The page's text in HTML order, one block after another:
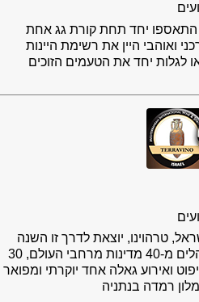
התאספו יחד תחת קורת גג אחת
ואוהבי היין את רשימת היינות
לשנת 2015. בואו לגלות יחד את הטעמים הזוכים
טרהוינו, יוצאת לדרך זו השנה
התשיעית עם מעל 700 יינות וכהלים מ-40 מדינות מרחבי העולם, 30
בענף, 4 ימי שיפוט ואירוע גאלה אחד יוקרתי ומפואר
רמדה בנתניה